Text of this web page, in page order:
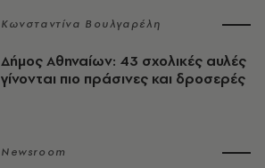
Κωνσταντίνα Βουλγαρέλη
Δήμος Αθηναίων: 43 σχολικές αυλές
γίνονται πιο πράσινες και δροσερές
Newsroom